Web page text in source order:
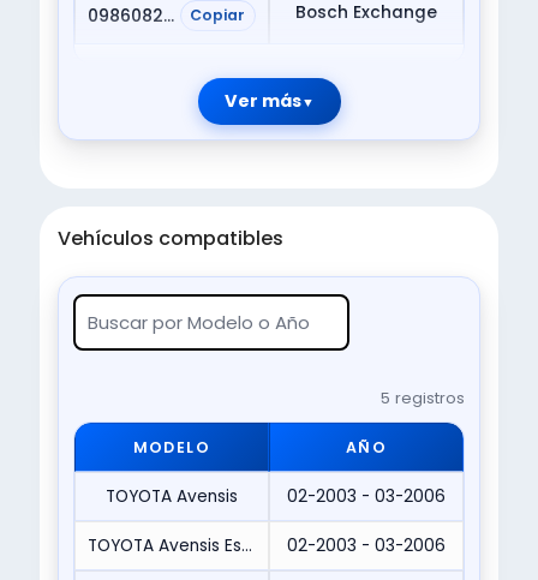
0986082030 Copiar Bosch Exchange
Ver más
Vehículos compatibles
5 registros
MODELO AÑO
TOYOTA Avensis 02-2003 - 03-2006
TOYOTA Avensis Estate/Wagon 02-2003 - 03-2006